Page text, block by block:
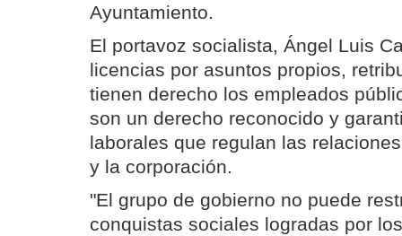
Ayuntamiento.
El portavoz socialista, Ángel Luis
licencias por asuntos propios,
tienen derecho los empleados
son un derecho reconocido y
laborales que regulan las
y la corporación.
"El grupo de gobierno no puede
conquistas sociales logradas por